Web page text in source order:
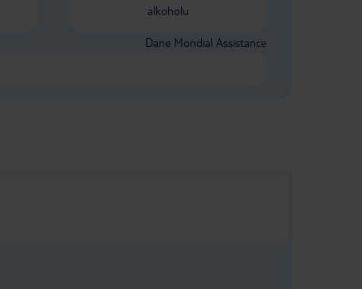
alkoholu
Dane Mondial Assistance